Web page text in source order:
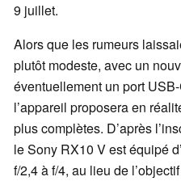
9 juillet.
Alors que les rumeurs
plutôt modeste, avec un
éventuellement un port
l’appareil proposera en
plus complètes. D’après
le Sony RX10 V est équipé
f/2,4 à f/4, au lieu de